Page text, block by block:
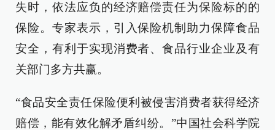
失时，依法应负的经济赔偿责任为保险标的的
保险。专家表示，引入保险机制助力保障食品
安全，有利于实现消费者、食品行业企业及有
关部门多方共赢。
“食品安全责任保险便利被侵害消费者获得经济
赔偿，能有效化解矛盾纠纷。”中国社会科学院